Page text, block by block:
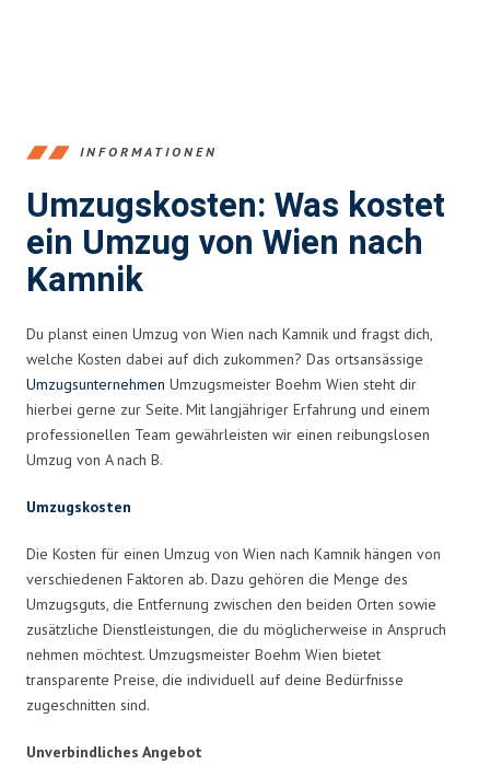
INFORMATIONEN
Umzugskosten: Was kostet
ein Umzug von Wien nach
Kamnik
Du planst einen Umzug von Wien nach Kamnik und fragst dich,
welche Kosten dabei auf dich zukommen? Das ortsansässige
Umzugsunternehmen Umzugsmeister Boehm Wien steht dir
hierbei gerne zur Seite. Mit langjähriger Erfahrung und einem
professionellen Team gewährleisten wir einen reibungslosen
Umzug von A nach B.
Umzugskosten
Die Kosten für einen Umzug von Wien nach Kamnik hängen von
verschiedenen Faktoren ab. Dazu gehören die Menge des
Umzugsguts, die Entfernung zwischen den beiden Orten sowie
zusätzliche Dienstleistungen, die du möglicherweise in Anspruch
nehmen möchtest. Umzugsmeister Boehm Wien bietet
transparente Preise, die individuell auf deine Bedürfnisse
zugeschnitten sind.
Unverbindliches Angebot